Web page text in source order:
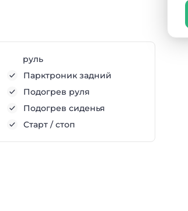
руль
Парктроник задний
Подогрев руля
Подогрев сиденья
Старт / стоп